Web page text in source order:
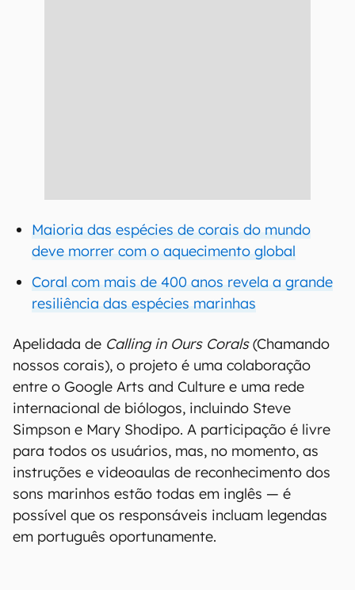
Maioria das espécies de corais do mundo
deve morrer com o aquecimento global
Coral com mais de 400 anos revela a grande
resiliência das espécies marinhas
Apelidada de Calling in Ours Corals(Chamando
nossos corais), o projeto é uma colaboração
entre o Google Arts and Culture e uma rede
internacional de biólogos, incluindo Steve
Simpson e Mary Shodipo. A participação é livre
para todos os usuários, mas, no momento, as
instruções e videoaulas de reconhecimento dos
sons marinhos estão todas em inglês — é
possível que os responsáveis incluam legendas
em português oportunamente.